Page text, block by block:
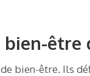
être
bien-être. Ils